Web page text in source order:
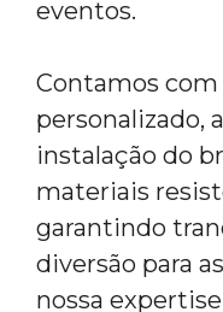
eventos.
Contamos
personalizado,
instalação do
materiais
garantindo
diversão para
nossa